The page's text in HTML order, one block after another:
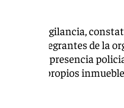
de vigilancia,
por los integrantes de la
la posible presencia
en los propios